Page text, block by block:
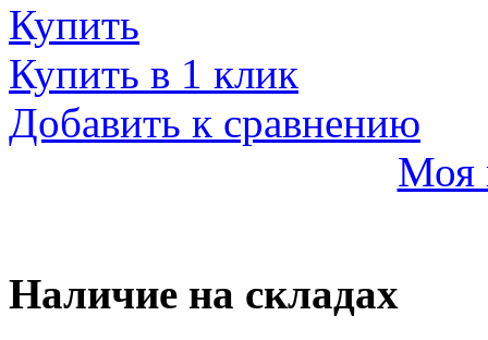
Купить
Купить в 1 клик
Добавить к сравнению
Моя
Наличие на складах